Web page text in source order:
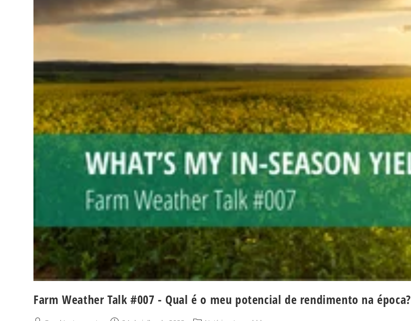
Farm Weather Talk #007 - Qual é o meu potencial de rendimento na época?